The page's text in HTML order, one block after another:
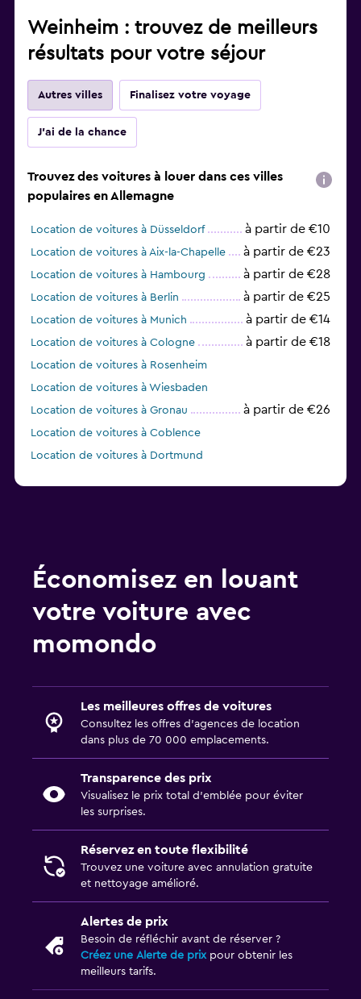
Weinheim : trouvez de meilleurs
résultats pour votre séjour
Autres villes Finalisez votre voyage
J'ai de la chance
Trouvez des voitures à louer dans ces villes
populaires en Allemagne
Location de voitures à Düsseldorf à partir de €10
Location de voitures à Aix-la-Chapelle à partir de €23
Location de voitures à Hambourg à partir de €28
Location de voitures à Berlin à partir de €25
Location de voitures à Munich à partir de €14
Location de voitures à Cologne à partir de €18
Location de voitures à Rosenheim
Location de voitures à Wiesbaden
Location de voitures à Gronau
à partir de €26
Location de voitures à Coblence
Location de voitures à Dortmund
Économisez en louant
votre voiture avec
momondo
Les meilleures offres de voitures
Consultez les offres d’agences de location
dans plus de 70 000 emplacements.
Transparence des prix
Visualisez le prix total d’emblée pour éviter
les surprises.
Réservez en toute flexibilité
Trouvez une voiture avec annulation gratuite
et nettoyage amélioré.
Alertes de prix
Besoin de réfléchir avant de réserver ?
Créez une Alerte de prixpour obtenir les
meilleurs tarifs.